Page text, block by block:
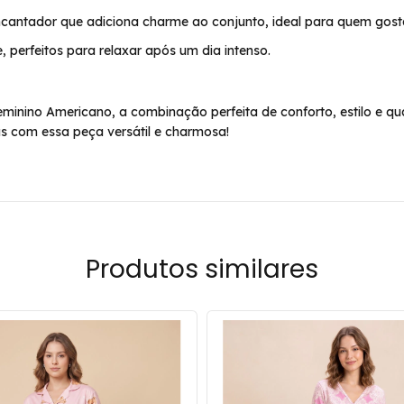
que adiciona charme ao conjunto, ideal para quem
perfeitos para relaxar após um dia intenso.
Americano, a combinação perfeita de conforto, estilo e
com essa peça versátil e charmosa!
Produtos similares